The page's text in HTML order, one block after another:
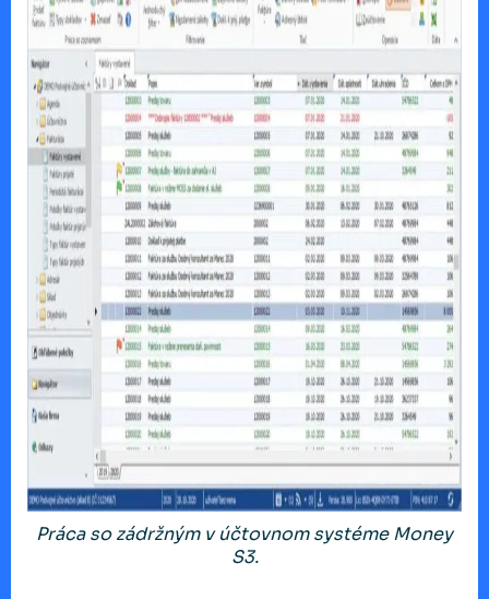
Práca so zádržným v účtovnom systéme Money
S3.